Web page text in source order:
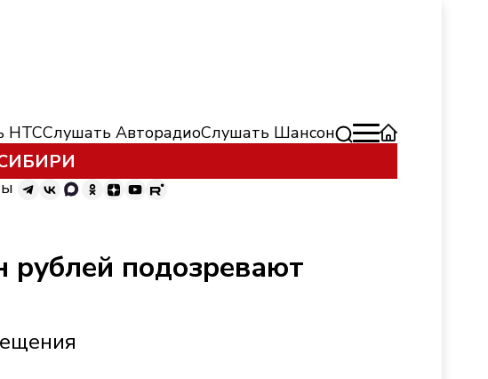
НТССлушать АвторадиоСлушать Шансон
подозревают